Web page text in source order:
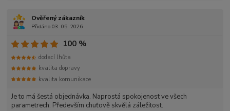
Ověřený zákazník
Přidáno 03. 05. 2026
Je to má šestá objednávka. Naprostá spokojenost ve všech
parametrech. Především chuťově skvělá záležitost.
100 %
dodací lhůta
kvalita dopravy
kvalita komunikace